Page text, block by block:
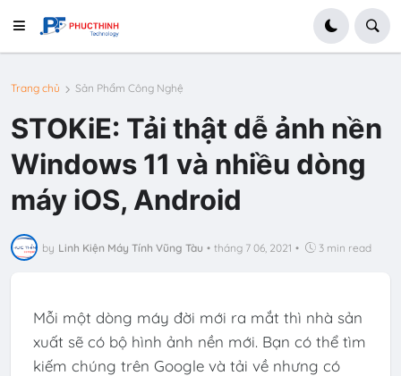
Trang chủ Sản Phẩm Công Nghệ
STOKiE: Tải thật dễ ảnh nền
Windows 11 và nhiều dòng
máy iOS, Android
by Linh Kiện Máy Tính Vũng Tàu • tháng 7 06, 2021 • 3 min read
Mỗi một dòng máy đời mới ra mắt thì nhà sản
xuất sẽ có bộ hình ảnh nền mới. Bạn có thể tìm
kiếm chúng trên Google và tải về nhưng có